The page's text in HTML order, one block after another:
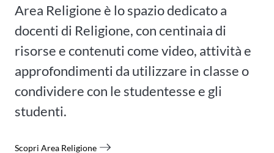
Area Religione è lo spazio dedicato a
docenti di Religione, con centinaia di
risorse e contenuti come video, attività e
approfondimenti da utilizzare in classe o
condividere con le studentesse e gli
studenti.
Scopri Area Religione